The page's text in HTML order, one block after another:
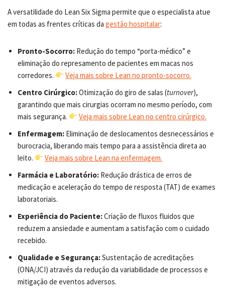
A versatilidade do Lean Six Sigma permite que o especialista atue
em todas as frentes críticas da gestão hospitalar:
Pronto-Socorro: Redução do tempo “porta-médico” e
eliminação do represamento de pacientes em macas nos
corredores.
Veja mais sobre Lean no pronto-socorro.
Centro Cirúrgico:Otimização do giro de salas (turnover),
garantindo que mais cirurgias ocorram no mesmo período, com
mais segurança.
Veja mais sobre Lean no centro cirúrgico.
Enfermagem: Eliminação de deslocamentos desnecessários e
burocracia, liberando mais tempo para a assistência direta ao
leito.
Veja mais sobre Lean na enfermagem.
Farmácia e Laboratório: Redução drástica de erros de
medicação e aceleração do tempo de resposta (TAT) de exames
laboratoriais.
Experiência do Paciente:Criação de fluxos fluidos que
reduzem a ansiedade e aumentam a satisfação com o cuidado
recebido.
Qualidade e Segurança:Sustentação de acreditações
(ONA/JCI) através da redução da variabilidade de processos e
mitigação de eventos adversos.